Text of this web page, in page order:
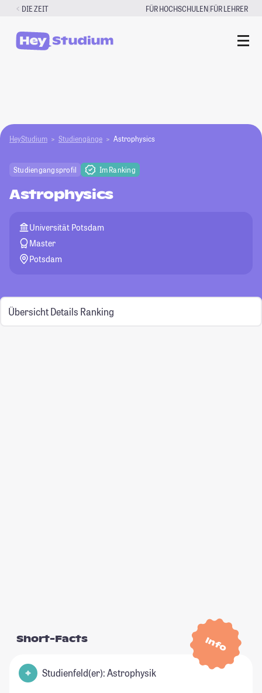
Zum
springen
DIE ZEIT FÜR HOCHSCHULEN|FÜR LEHRER
HeyStudium Studiengänge Astrophysics
Studiengangsprofil Im Ranking
Astrophysics
Universität Potsdam
Master
Potsdam
Übersicht Details Ranking
Info
Short-Facts
Studienfeld(er): Astrophysik